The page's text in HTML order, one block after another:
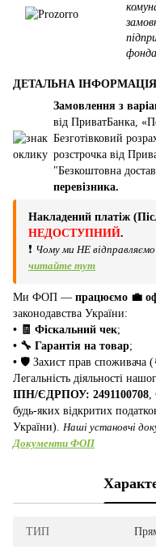
ДЕТАЛЬНА
Замовлення з
від ПриватБанка,
Безготівковий
розстрочка від
"Безкоштовна
перевізника.
Накладений платіж
НЕДОСТУПНИЙ.
❗ Чому ми НЕ
читайте тут
Ми ФОП — працюємо 💼
законодавства України:
• 🧾 Фіскальний чек;
• 🔧 Гарантія на товар;
• 🛡️ Захист прав споживача (
Легальність діяльності
ІПН/ЄДРПОУ: 2491100708
будь-яких відкритих
України). Наші установчі
Документи ФОП
ТИП